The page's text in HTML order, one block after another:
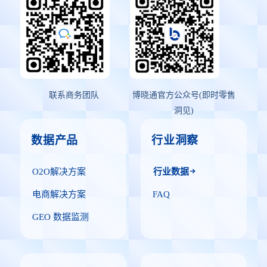
联系商务团队
博晓通官方公众号(即时零售
洞见)
数据产品
O2O解决方案
电商解决方案
GEO 数据监测
行业洞察
行业数据
FAQ